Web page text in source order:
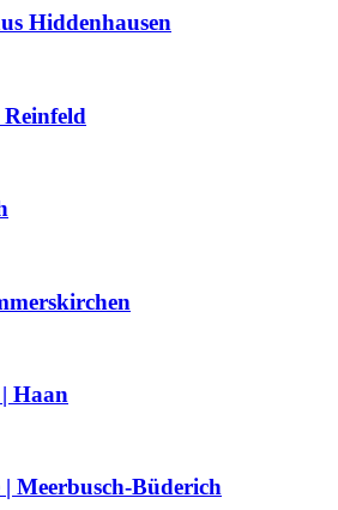
Hiddenhausen
Haan
Meerbusch-Büderich